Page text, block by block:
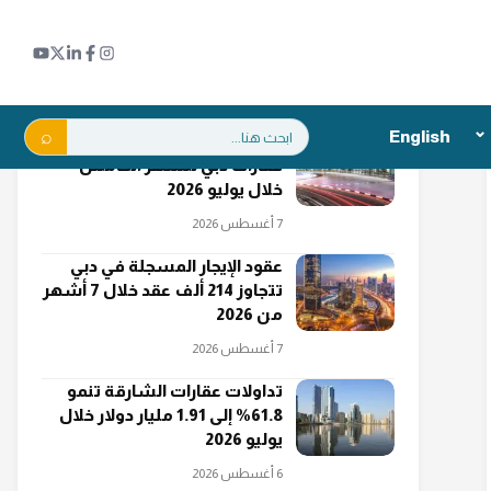
English بحث:
"دبي الجنوب" تتصدر مبيعات
عقارات دبي للشهر الخامس
خلال يوليو 2026
7 أغسطس 2026
عقود الإيجار المسجلة في دبي
تتجاوز 214 ألف عقد خلال 7 أشهر
من 2026
7 أغسطس 2026
تداولات عقارات الشارقة تنمو
61.8% إلى 1.91 مليار دولار خلال
يوليو 2026
6 أغسطس 2026